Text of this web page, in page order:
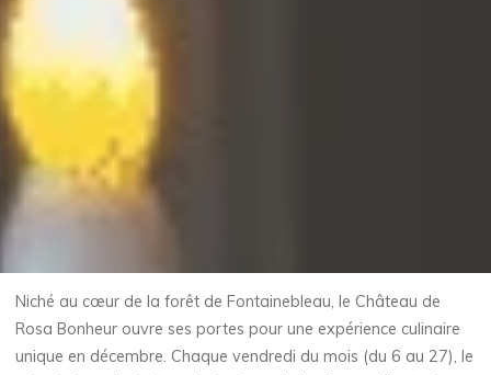
Niché au cœur de la forêt de Fontainebleau, le Château de
Rosa Bonheur ouvre ses portes pour une expérience culinaire
unique en décembre. Chaque vendredi du mois (du 6 au 27), le